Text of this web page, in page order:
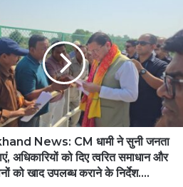
News: CM धामी ने सुनी जनता
अधिकारियों को दिए त्वरित समाधान और
को खाद उपलब्ध कराने के निर्देश....